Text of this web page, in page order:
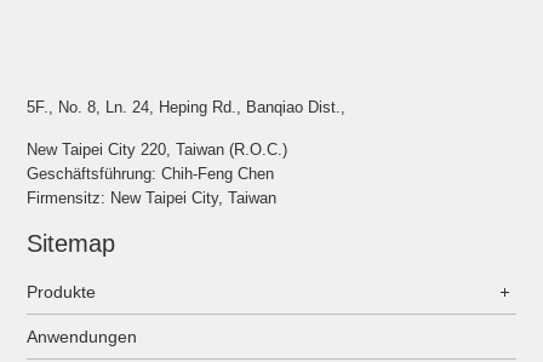
5F., No. 8, Ln. 24, Heping Rd., Banqiao Dist.,
New Taipei City 220, Taiwan (R.O.C.)
Geschäftsführung: Chih-Feng Chen
Firmensitz: New Taipei City, Taiwan
Sitemap
Produkte
Anwendungen